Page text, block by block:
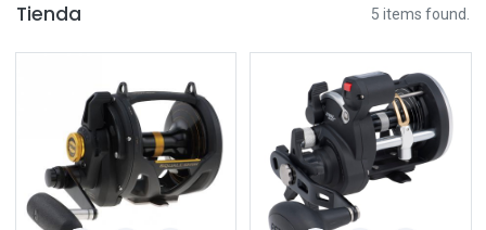
Tienda 5 items found.